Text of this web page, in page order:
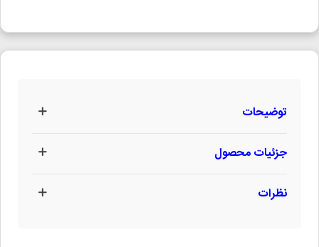
توضیحات
جزئیات محصول
نظرات